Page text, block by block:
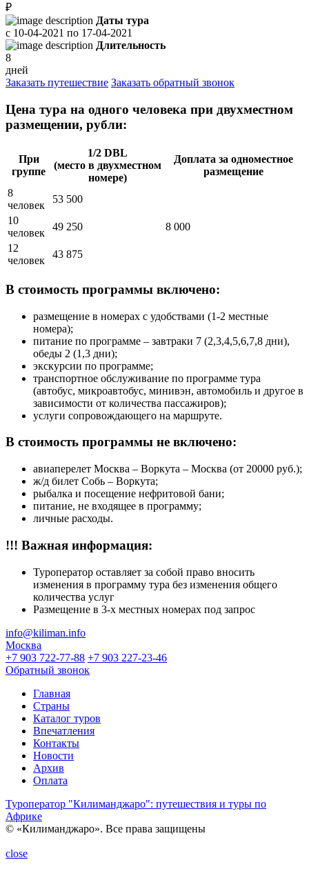
₽
Даты тура
с 10-04-2021 по 17-04-2021
Длительность
8
дней
Заказать путешествие Заказать обратный звонок
Цена тура на одного человека при двухместном
размещении, рубли:
При
группе
1/2 DBL
(место в двухместном
номере)
Доплата за одноместное
размещение
8
человек
53 500
8 000
10
человек
49 250
12
человек
43 875
В стоимость программы включено:
размещение в номерах с удобствами (1-2 местные
номера);
питание по программе – завтраки 7 (2,3,4,5,6,7,8 дни),
обеды 2 (1,3 дни);
экскурсии по программе;
транспортное обслуживание по программе тура
(автобус, микроавтобус, минивэн, автомобиль и другое в
зависимости от количества пассажиров);
услуги сопровождающего на маршруте.
В стоимость программы не включено:
авиаперелет Москва – Воркута – Москва (от 20000 руб.);
ж/д билет Собь – Воркута;
рыбалка и посещение нефритовой бани;
питание, не входящее в программу;
личные расходы.
!!! Важная информация:
Туроператор оставляет за собой право вносить
изменения в программу тура без изменения общего
количества услуг
Размещение в 3-х местных номерах под запрос
info@kiliman.info
Москва
+7 903 722-77-88 +7 903 227-23-46
Обратный звонок
Главная
Страны
Каталог туров
Впечатления
Контакты
Новости
Архив
Оплата
Туроператор "Килиманджаро": путешествия и туры по
Африке
© «Килиманджаро». Все права защищены
close